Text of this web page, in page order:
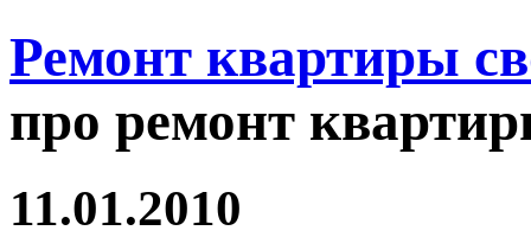
Ремонт квартиры
про ремонт
11.01.2010